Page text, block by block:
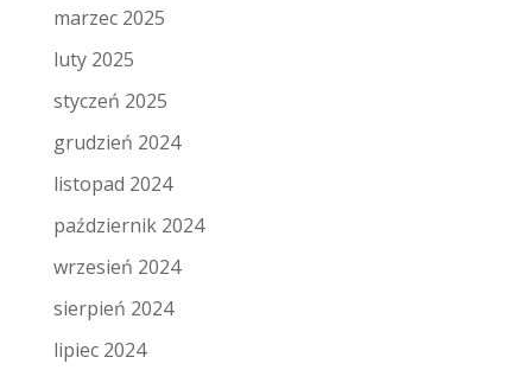
marzec 2025
luty 2025
styczeń 2025
grudzień 2024
listopad 2024
październik 2024
wrzesień 2024
sierpień 2024
lipiec 2024